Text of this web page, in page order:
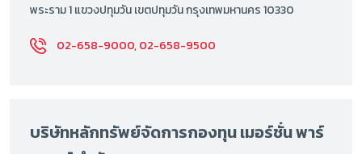
พระราม 1 แขวงปทุมวัน เขตปทุมวัน กรุงเทพมหานคร 10330
02-658-9000, 02-658-9500
บริษัทหลักทรัพย์จัดการกองทุน เมอร์ชั่น พาร์